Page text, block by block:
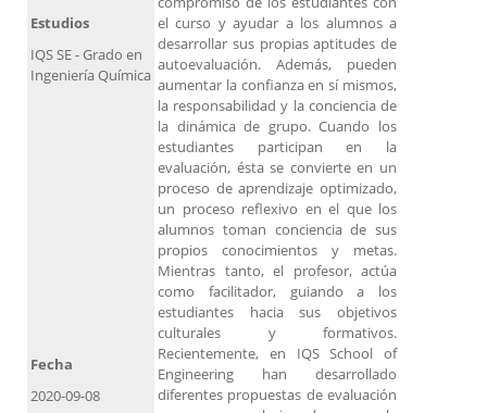
el curso y ayudar a los alumnos a
desarrollar sus propias aptitudes de
autoevaluación. Además, pueden
aumentar la confianza en sí mismos,
la responsabilidad y la conciencia de
la dinámica de grupo. Cuando los
estudiantes participan en la
evaluación, ésta se convierte en un
proceso de aprendizaje optimizado,
un proceso reflexivo en el que los
alumnos toman conciencia de sus
propios conocimientos y metas.
Mientras tanto, el profesor, actúa
como facilitador, guiando a los
estudiantes hacia sus objetivos
culturales y formativos.
Recientemente, en IQS School of
Engineering han desarrollado
diferentes propuestas de evaluación
Estudios
IQS SE - Grado en
Ingeniería Química
Fecha
2020-09-08